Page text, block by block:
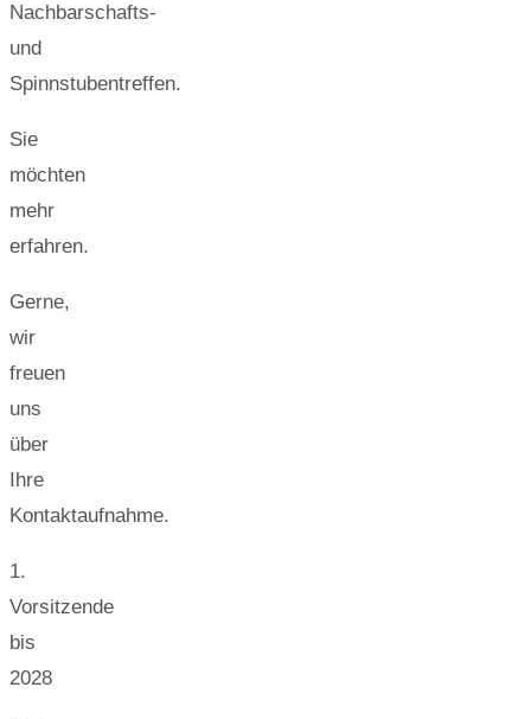
Nachbarschafts-
und
Spinnstubentreffen.
Sie
möchten
mehr
erfahren.
Gerne,
wir
freuen
uns
über
Ihre
Kontaktaufnahme.
1.
Vorsitzende
bis
2028